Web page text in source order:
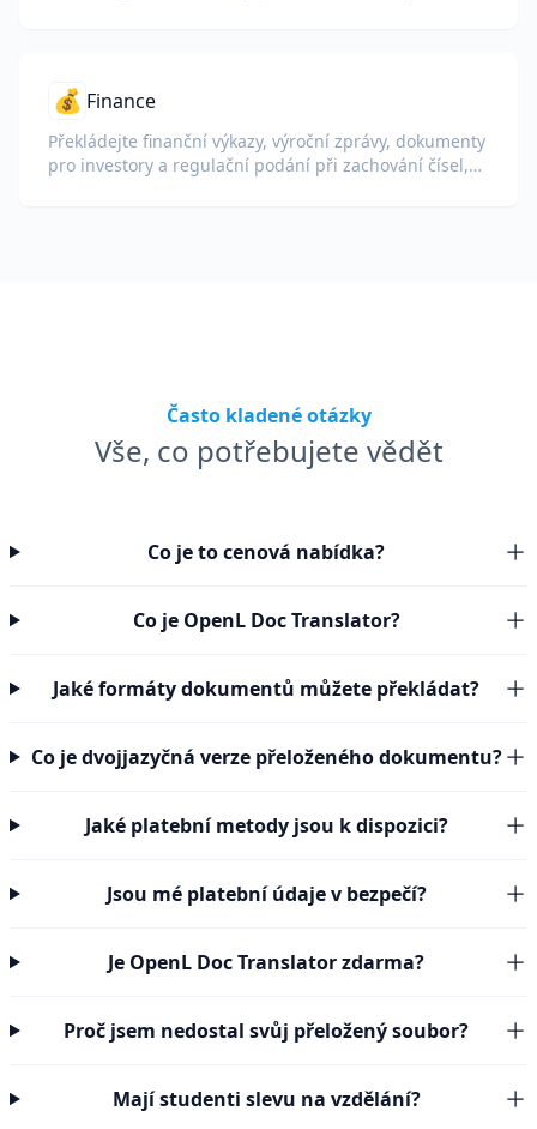
💰 Finance
Překládejte finanční výkazy, výroční zprávy, dokumenty
pro investory a regulační podání při zachování čísel,
Často kladené otázky
Vše, co potřebujete vědět
Co je to cenová nabídka?
Co je OpenL Doc Translator?
Jaké formáty dokumentů můžete překládat?
Co je dvojjazyčná verze přeloženého dokumentu?
Jaké platební metody jsou k dispozici?
Jsou mé platební údaje v bezpečí?
Je OpenL Doc Translator zdarma?
Proč jsem nedostal svůj přeložený soubor?
Mají studenti slevu na vzdělání?